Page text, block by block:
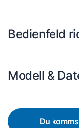
Bedienfeld
Modell &
Du